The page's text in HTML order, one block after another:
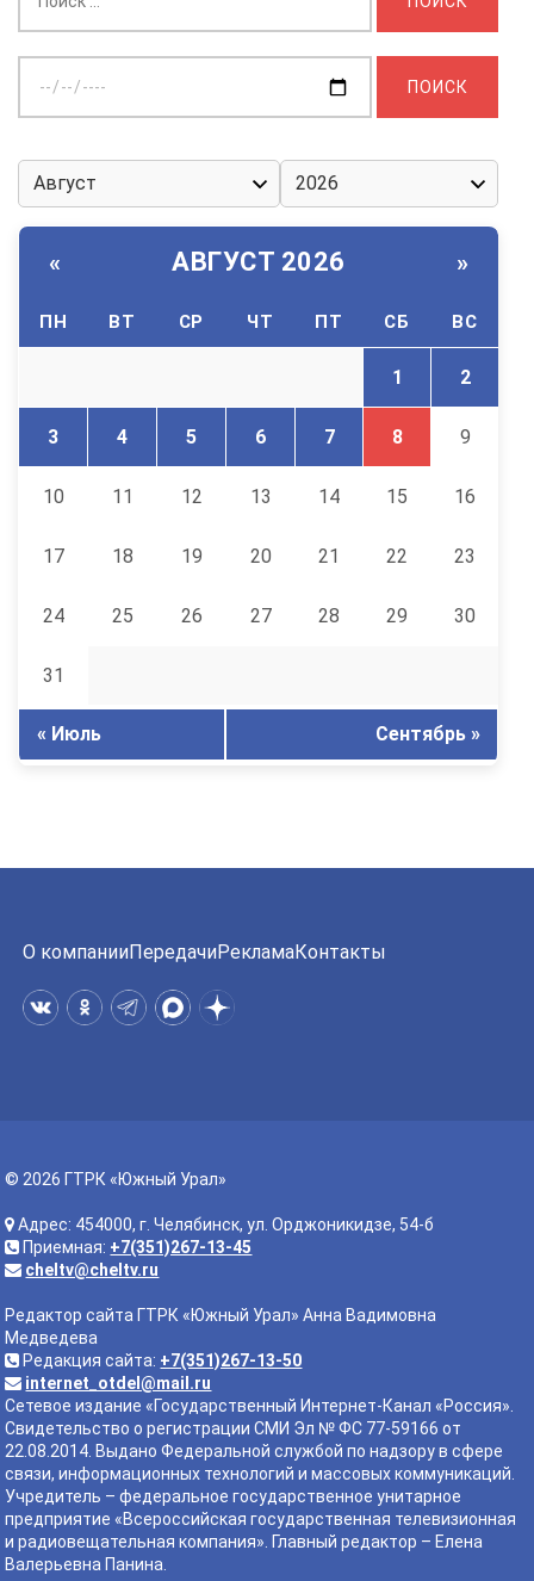
дату:
« АВГУСТ 2026 »
ПН ВТ СР ЧТ ПТ СБ ВС
1 2
3 4 5 6 7 8 9
10 11 12 13 14 15 16
17 18 19 20 21 22 23
24 25 26 27 28 29 30
31
« Июль Сентябрь »
О компанииПередачиРекламаКонтакты
© 2026 ГТРК «Южный Урал»
Адрес: 454000, г. Челябинск, ул. Орджоникидзе, 54-б
Приемная: +7(351)267-13-45
cheltv@cheltv.ru
Редактор сайта ГТРК «Южный Урал» Анна Вадимовна
Медведева
Редакция сайта: +7(351)267-13-50
internet_otdel@mail.ru
Сетевое издание «Государственный Интернет-Канал «Россия».
Свидетельство о регистрации СМИ Эл № ФС 77-59166 от
22.08.2014. Выдано Федеральной службой по надзору в сфере
связи, информационных технологий и массовых коммуникаций.
Учредитель – федеральное государственное унитарное
предприятие «Всероссийская государственная телевизионная
и радиовещательная компания». Главный редактор – Елена
Валерьевна Панина.